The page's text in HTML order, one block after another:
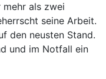
als zwei
seine Arbeit.
den neusten Stand.
und im Notfall ein